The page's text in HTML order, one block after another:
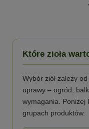
Które zioła
Wybór ziół zależy
uprawy – ogród,
wymagania. Poniżej
grupach produktów.